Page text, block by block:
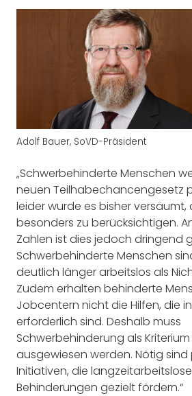
Adolf Bauer, SoVD-Präsident
„Schwerbehinderte Menschen
neuen Teilhabechancengesetz
leider wurde es bisher versäumt,
besonders zu berücksichtigen.
Zahlen ist dies jedoch dringend
Schwerbehinderte Menschen
deutlich länger arbeitslos als
Zudem erhalten behinderte
Jobcentern nicht die Hilfen, die
erforderlich sind. Deshalb muss
Schwerbehinderung als
ausgewiesen werden. Nötig sind
Initiativen, die
Behinderungen gezielt fördern.“